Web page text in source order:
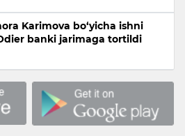
Karimova bo‘yicha ishni
banki jarimaga tortildi